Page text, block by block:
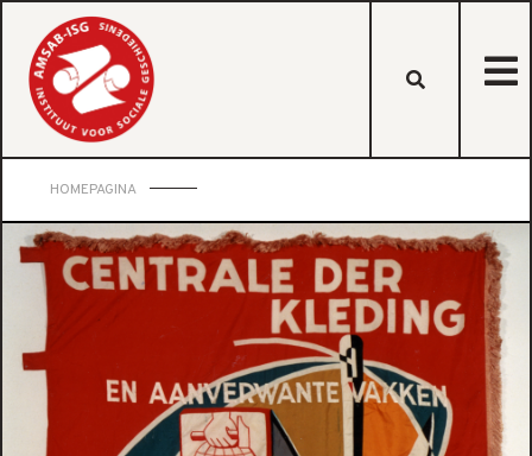
HOMEPAGINA